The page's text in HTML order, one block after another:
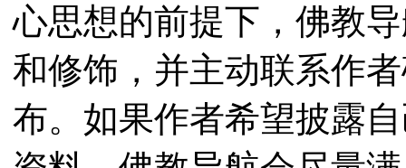
心思想的前提下，佛教
和修饰，并主动联系作
布。如果作者希望披露